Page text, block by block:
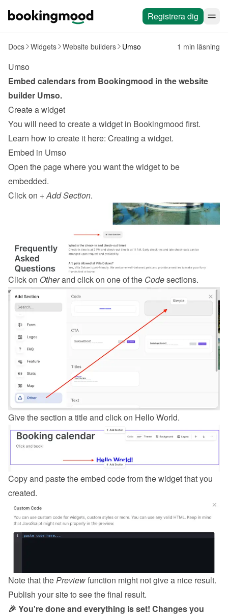
Registrera dig
Docs Widgets Website builders Umso 1 min läsning
Umso
Embed calendars from Bookingmood in the website
builder Umso.
Create a widget
You will need to create a widget in Bookingmood first.
Learn how to create it here: Creating a widget.
Embed in Umso
Open the page where you want the widget to be
embedded.
Click on + Add Section.
Click on Other and click on one of the Code sections.
Give the section a title and click on Hello World.
Copy and paste the embed code from the widget that you
created.
Note that the Preview function might not give a nice result.
Publish your site to see the final result.
🎉 You're done and everything is set! Changes you